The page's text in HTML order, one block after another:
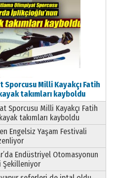
Milli Kayakçı Fatih
takımları kayboldu
Sporcusu Milli Kayakçı Fatih
takımları kayboldu
Engelsiz Yaşam Festivali
Endüstriyel Otomasyonun
Şekilleniyor